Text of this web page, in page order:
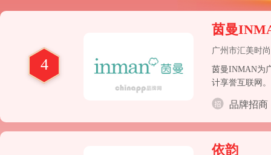
4
茵曼
广州市汇美时
茵曼INMAN为
计享誉互联网
网络服饰零售
品牌招商
依韵